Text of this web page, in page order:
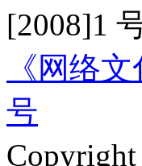
[2008]1
《网络
号